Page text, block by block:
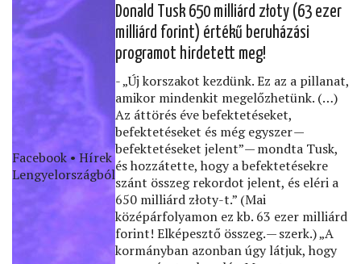
Facebook • Hírek
Lengyelországból
Donald Tusk 650 milliárd złoty (63 ezer
milliárd forint) értékű beruházási
programot hirdetett meg!
- „Új korszakot kezdünk. Ez az a pillanat,
amikor mindenkit megelőzhetünk. (…)
Az áttörés éve befektetéseket,
befektetéseket és még egyszer —
befektetéseket jelent” — mondta Tusk,
és hozzátette, hogy a befektetésekre
szánt összeg rekordot jelent, és eléri a
650 milliárd złoty-t.” (Mai
középárfolyamon ez kb. 63 ezer milliárd
forint! Elképesztő összeg. — szerk.) „A
kormányban azonban úgy látjuk, hogy